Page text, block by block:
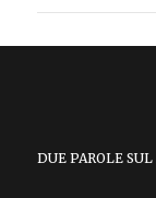
DUE PAROLE